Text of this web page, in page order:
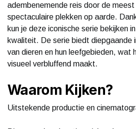
adembenemende reis door de
spectaculaire plekken op aarde.
kun je deze iconische serie bekijken
kwaliteit. De serie biedt diepgaande
van dieren en hun leefgebieden, wat
visueel verbluffend maakt.
Waarom Kijken?
Uitstekende productie en